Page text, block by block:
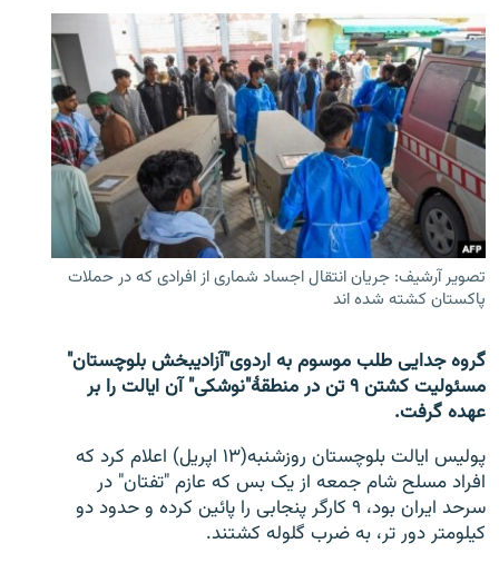
صفحه
جستجو
ورزش
بحران مهاجرت
'کووید-۱۹'
تماس
صفحه پشتو
Azadi English
همۀ سایت‌های رادیو آزادی/ رادیو اروپای آزاد
تصویر آرشیف: جریان انتقال اجساد شماری از افرادی که در حملات
پاکستان کشته شده اند
گروه جدایی طلب موسوم به اردوی"آزادیبخش بلوچستان"
مسئولیت کشتن ۹ تن در منطقۀ"نوشکی" آن ایالت را بر
عهده گرفت.
پولیس ایالت بلوچستان روزشنبه(۱۳ اپریل) اعلام کرد که
افراد مسلح شام جمعه از یک بس که عازم "تفتان" در
سرحد ایران بود، ۹ کارگر پنجابی را پائین کرده و حدود دو
کیلومتر دور تر، به ضرب گلوله کشتند.